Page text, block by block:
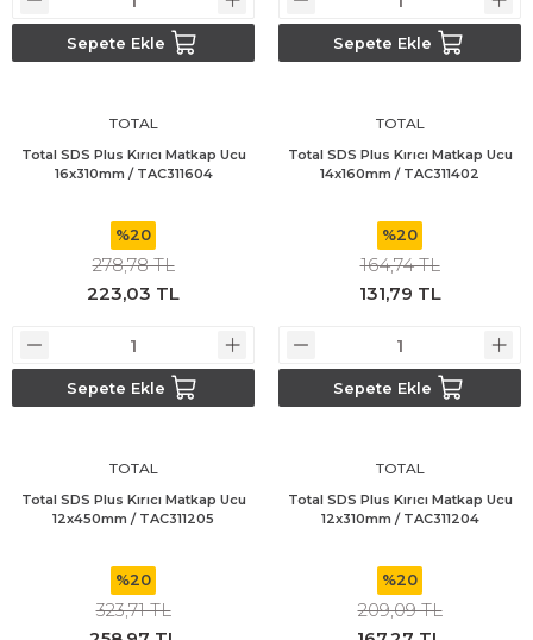
Sepete Ekle Sepete Ekle
TOTAL
Total SDS Plus Kırıcı Matkap Ucu
16x310mm / TAC311604
%20
278,78 TL
223,03 TL
Sepete Ekle
TOTAL
Total SDS Plus Kırıcı Matkap Ucu
14x160mm / TAC311402
%20
164,74 TL
131,79 TL
Sepete Ekle
TOTAL
Total SDS Plus Kırıcı Matkap Ucu
12x450mm / TAC311205
%20
323,71 TL
TOTAL
Total SDS Plus Kırıcı Matkap Ucu
12x310mm / TAC311204
%20
209,09 TL